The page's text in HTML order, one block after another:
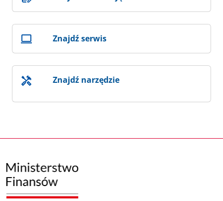
Znajdź serwis
Znajdź narzędzie